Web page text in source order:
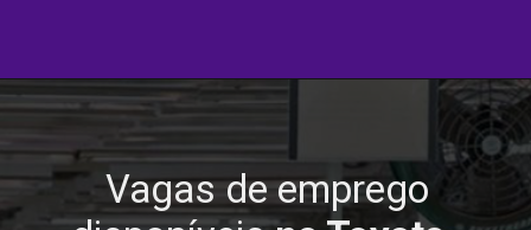
Vagas de emprego